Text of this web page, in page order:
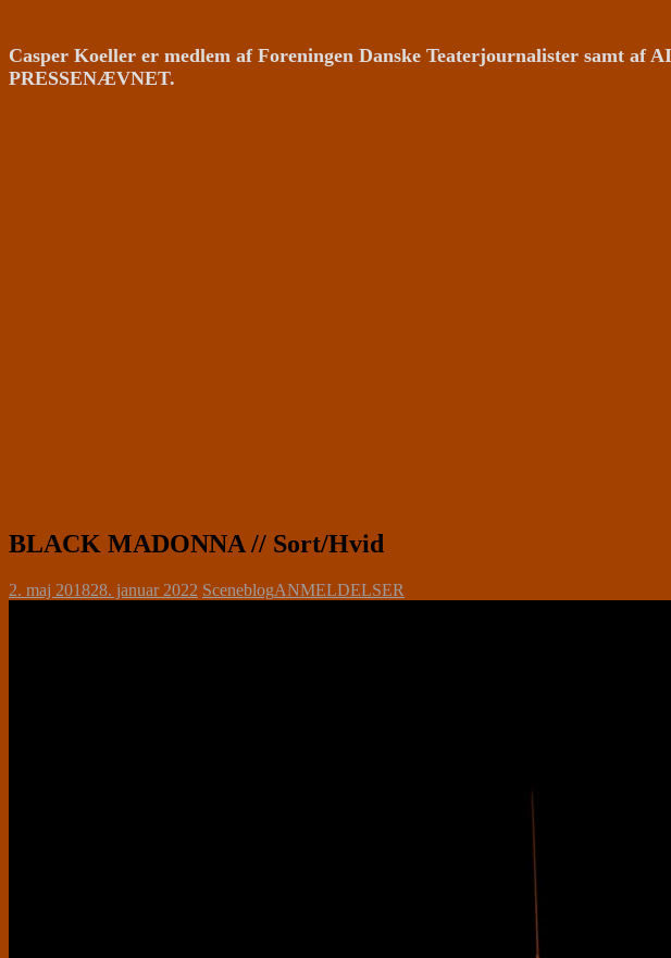
Casper Koeller er medlem af Foreningen Danske Teaterjournalister samt
PRESSENÆVNET.
BLACK MADONNA // Sort/Hvid
2. maj 201828. januar 2022 SceneblogANMELDELSER